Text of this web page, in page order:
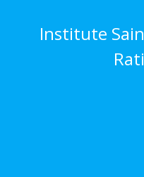
Institute